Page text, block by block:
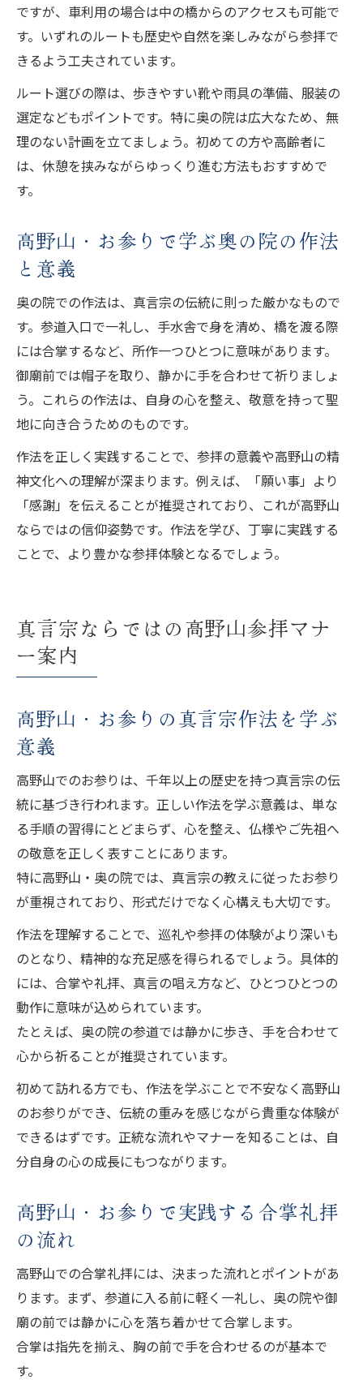
ですが、車利用の場合は中の橋からのアクセスも可能で
す。いずれのルートも歴史や自然を楽しみながら参拝で
きるよう工夫されています。
ルート選びの際は、歩きやすい靴や雨具の準備、服装の
選定などもポイントです。特に奥の院は広大なため、無
理のない計画を立てましょう。初めての方や高齢者に
は、休憩を挟みながらゆっくり進む方法もおすすめで
す。
高野山・お参りで学ぶ奥の院の作法
と意義
奥の院での作法は、真言宗の伝統に則った厳かなもので
す。参道入口で一礼し、手水舎で身を清め、橋を渡る際
には合掌するなど、所作一つひとつに意味があります。
御廟前では帽子を取り、静かに手を合わせて祈りましょ
う。これらの作法は、自身の心を整え、敬意を持って聖
地に向き合うためのものです。
作法を正しく実践することで、参拝の意義や高野山の精
神文化への理解が深まります。例えば、「願い事」より
「感謝」を伝えることが推奨されており、これが高野山
ならではの信仰姿勢です。作法を学び、丁寧に実践する
ことで、より豊かな参拝体験となるでしょう。
真言宗ならではの高野山参拝マナ
ー案内
高野山・お参りの真言宗作法を学ぶ
意義
高野山でのお参りは、千年以上の歴史を持つ真言宗の伝
統に基づき行われます。正しい作法を学ぶ意義は、単な
る手順の習得にとどまらず、心を整え、仏様やご先祖へ
の敬意を正しく表すことにあります。
特に高野山・奥の院では、真言宗の教えに従ったお参り
が重視されており、形式だけでなく心構えも大切です。
作法を理解することで、巡礼や参拝の体験がより深いも
のとなり、精神的な充足感を得られるでしょう。具体的
には、合掌や礼拝、真言の唱え方など、ひとつひとつの
動作に意味が込められています。
たとえば、奥の院の参道では静かに歩き、手を合わせて
心から祈ることが推奨されています。
初めて訪れる方でも、作法を学ぶことで不安なく高野山
のお参りができ、伝統の重みを感じながら貴重な体験が
できるはずです。正統な流れやマナーを知ることは、自
分自身の心の成長にもつながります。
高野山・お参りで実践する合掌礼拝
の流れ
高野山での合掌礼拝には、決まった流れとポイントがあ
ります。まず、参道に入る前に軽く一礼し、奥の院や御
廟の前では静かに心を落ち着かせて合掌します。
合掌は指先を揃え、胸の前で手を合わせるのが基本で
す。